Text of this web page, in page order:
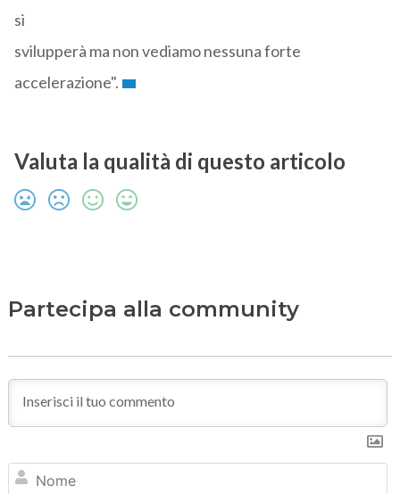
si
svilupperà ma non vediamo nessuna forte
accelerazione".
Valuta la qualità di questo articolo
Partecipa alla community